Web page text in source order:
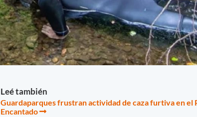
Leé también
Guardaparques frustran actividad de caza furtiva en el
Encantado